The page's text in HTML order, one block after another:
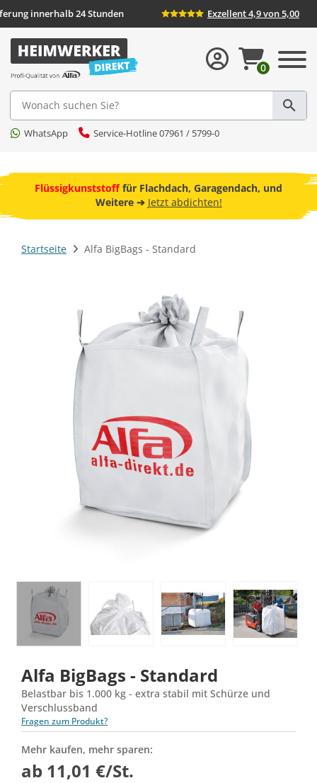
Lieferung innerhalb 24 Stunden Exzellent 4,9 von
Suche
WhatsApp Service-Hotline 07961 / 5799-0
0
Flüssigkunststofffür Flachdach, Garagendach, und
Weitere ➔ Jetzt abdichten!
Startseite Alfa BigBags - Standard
Alfa BigBags - Standard
Belastbar bis 1.000 kg - extra stabil mit Schürze und
Verschlussband
Fragen zum Produkt?
Mehr kaufen, mehr sparen:
ab 11,01 €/St.